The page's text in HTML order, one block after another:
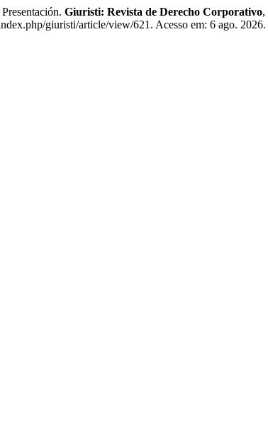
Giuristi: Revista de Derecho Corporativo,
giuristi/article/view/621. Acesso em: 6 ago. 2026.